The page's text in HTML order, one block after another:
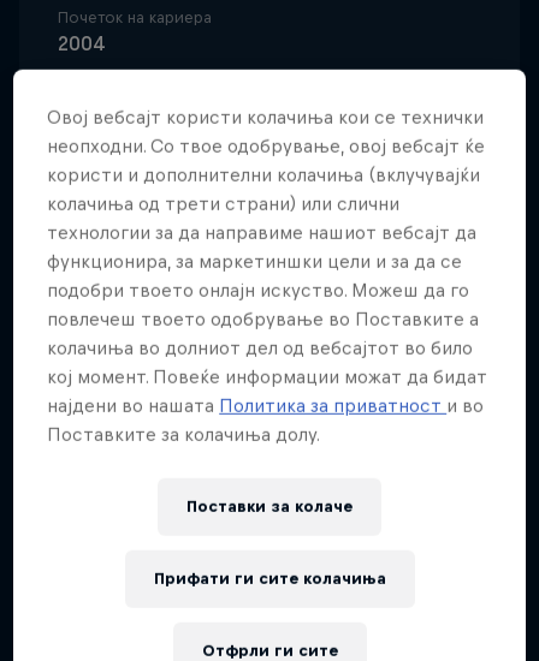
Почеток на кариера
2004
Motocross Freestyle
Robbie 'Maddo' Maddison has broken distance
records launching over a football field on live
television on ESPN. He's soared over the San Diego
bay alongside snowmobiler Levi LaValle. He's
jumped across an open Tower Bridge in London,
incorporating a backflip for good measure.
Throughout it all, Robbie has somehow found time
to earn medals at X Games and Red Bull X-Fighters.
Then, in 2015, after several years of planning and
legendary Tahitian wave, Teahupo’o. “My goals are
Овој вебсајт користи колачиња кои се технички
неопходни. Со твое одобрување, овој вебсајт ќе
користи и дополнителни колачиња (вклучувајќи
колачиња од трети страни) или слични
технологии за да направиме нашиот вебсајт да
функционира, за маркетиншки цели и за да се
подобри твоето онлајн искуство. Можеш да го
повлечеш твоето одобрување во Поставките а
колачиња во долниот дел од вебсајтот во било
кој момент. Повеќе информации можат да бидат
најдени во нашата Политика за приватност и во
Поставките за колачиња долу.
Поставки за колачe
Отфрли ги сите
Прифати ги сите колачиња